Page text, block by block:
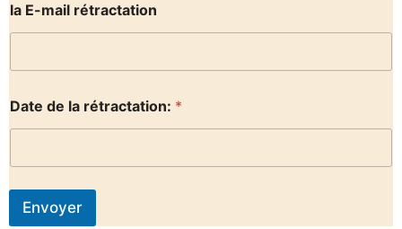
la E-mail rétractation
Date de la rétractation: *
Envoyer